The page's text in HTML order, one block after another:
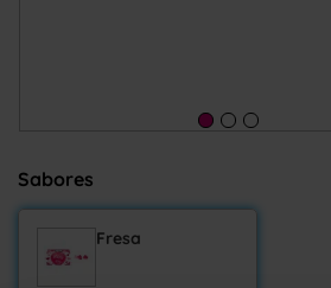
Sabores
Fresa